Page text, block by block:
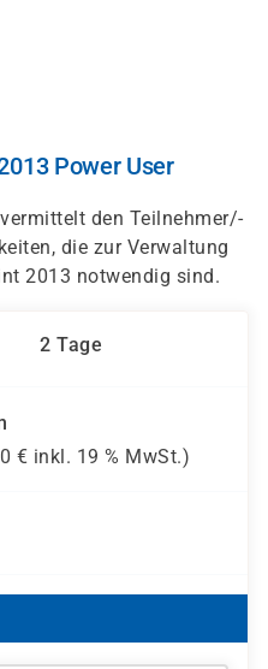
Power User
den Teilnehmer/-
die zur Verwaltung
2013 notwendig sind.
2 Tage
€ inkl. 19 % MwSt.)